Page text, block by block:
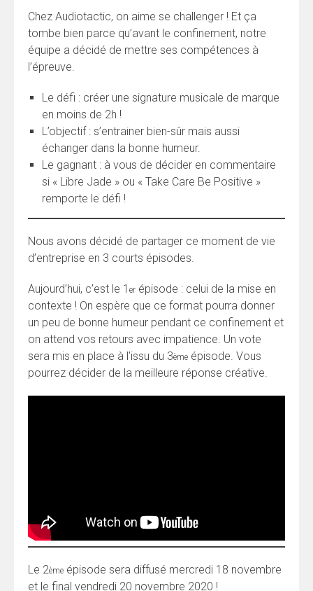
Chez Audiotactic, on aime se challenger ! Et ça
tombe bien parce qu’avant le confinement, notre
équipe a décidé de mettre ses compétences à
l’épreuve.
Le défi : créer une signature musicale de marque
en moins de 2h !
L’objectif : s’entrainer bien-sûr mais aussi
échanger dans la bonne humeur.
Le gagnant : à vous de décider en commentaire
si « Libre Jade » ou « Take Care Be Positive »
remporte le défi !
Nous avons décidé de partager ce moment de vie
d’entreprise en 3 courts épisodes.
Aujourd’hui, c’est le 1 er épisode : celui de la mise en
contexte ! On espère que ce format pourra donner
un peu de bonne humeur pendant ce confinement et
on attend vos retours avec impatience. Un vote
sera mis en place à l’issu du 3ème épisode. Vous
pourrez décider de la meilleure réponse créative.
Le 2ème épisode sera diffusé mercredi 18 novembre
et le final vendredi 20 novembre 2020 !